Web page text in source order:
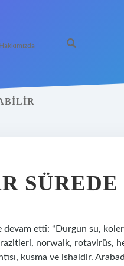
Hakkımızda
etti: “Durgun su,
norwalk, rotavirüs,
kusma ve ishaldir.